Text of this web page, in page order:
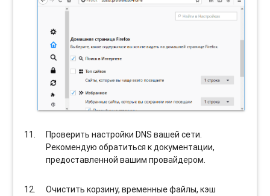
Проверить настройки DNS вашей сети.
Рекомендую обратиться к документации,
предоставленной вашим провайдером.
Очистить корзину, временные файлы, кэш